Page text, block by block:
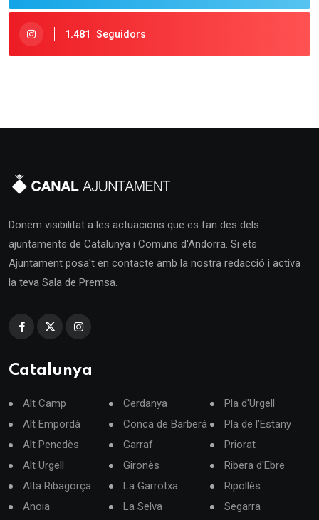
1.481 Seguidors
Donem visibilitat a les actuacions que es fan des dels
ajuntaments de Catalunya i Comuns d'Andorra. Si ets
Ajuntament posa't en contacte amb la nostra redacció i activa
la teva Sala de Premsa.
Catalunya
Alt Camp
Alt Empordà
Alt Penedès
Alt Urgell
Alta Ribagorça
Anoia
Cerdanya
Conca de Barberà
Garraf
Gironès
La Garrotxa
La Selva
Pla d'Urgell
Pla de l'Estany
Priorat
Ribera d'Ebre
Ripollès
Segarra